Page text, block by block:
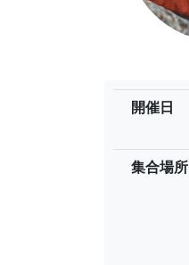
開催日
集合場所